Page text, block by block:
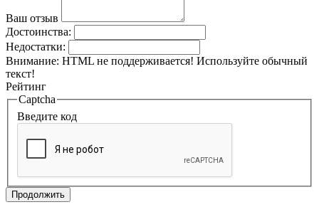
Ваш отзыв
Достоинства:
Недостатки:
Внимание: HTML не поддерживается! Используйте обычный
текст!
Рейтинг
Captcha
Введите код
Продолжить